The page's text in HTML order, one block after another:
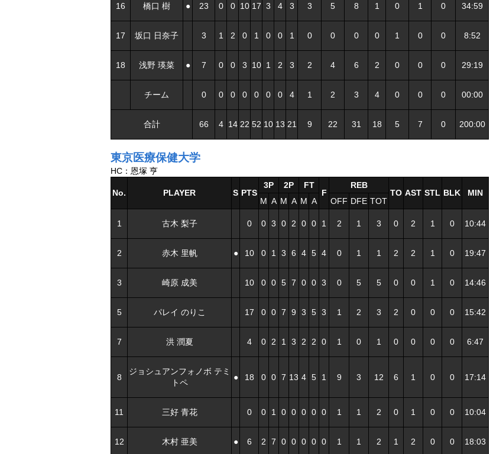
16 橋口 樹 ● 23 0 0 10 17 3 4 3 3 5 8 1 0 1 0 34:59
17 坂口 日奈子 3 1 2 0 1 0 0 1 0 0 0 0 1 0 0 8:52
18 浅野 瑛菜 ● 7 0 0 3 10 1 2 3 2 4 6 2 0 0 0 29:19
チーム 0 0 0 0 0 0 0 4 1 2 3 4 0 0 0 00:00
合計 66 4 14 22 52 10 13 21 9 22 31 18 5 7 0 200:00
東京医療保健大学
HC：恩塚 亨
No. PLAYER S PTS
3P 2P
FT
F
REB
TO AST STL BLK
MIN
M A M A M A OFF DFE TOT
1 古木 梨子 0 0 3 0 2 0 0 1 2 1 3 0 2 1 0 10:44
2 赤木 里帆 ● 10 0 1 3 6 4 5 4 0 1 1 2 2 1 0 19:47
3 崎原 成美 10 0 0 5 7 0 0 3 0 5 5 0 0 1 0 14:46
5 パレイ のりこ 17 0 0 7 9 3 5 3 1 2 3 2 0 0 0 15:42
7 洪 潤夏 4 0 2 1 3 2 2 0 1 0 1 0 0 0 0 6:47
8
ジョシュアンフォノボ テミ
トペ
● 18 0 0 7 13 4 5 1 9 3 12 6 1 0 0 17:14
11 三好 青花 0 0 1 0 0 0 0 0 1 1 2 0 1 0 0 10:04
12 木村 亜美 ● 6 2 7 0 0 0 0 0 1 1 2 1 2 0 0 18:03